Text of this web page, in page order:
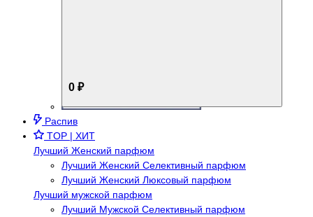
0 ₽
Распив
TOP | ХИТ
Лучший Женский парфюм
Лучший Женский Селективный парфюм
Лучший Женский Люксовый парфюм
Лучший мужской парфюм
Лучший Мужской Селективный парфюм